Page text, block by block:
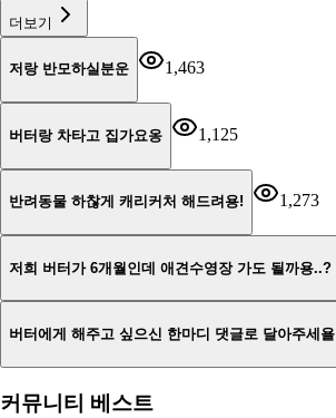
더보기
저랑 반모하실분운 1,463
버터랑 차타고 집가요옹 1,125
반려동물 하찮게 캐리커처 해드려용! 1,273
저희 버터가 6개월인데 애견수영장 가도 될까용..?
버터에게 해주고 싶으신 한마디 댓글로 달아주세욜
커뮤니티 베스트